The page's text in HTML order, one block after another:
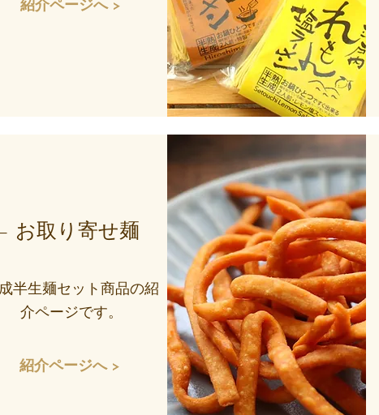
紹介ページへ >
お取り寄せ麺
半生麺セット商品の紹
介ページです。
紹介ページへ >